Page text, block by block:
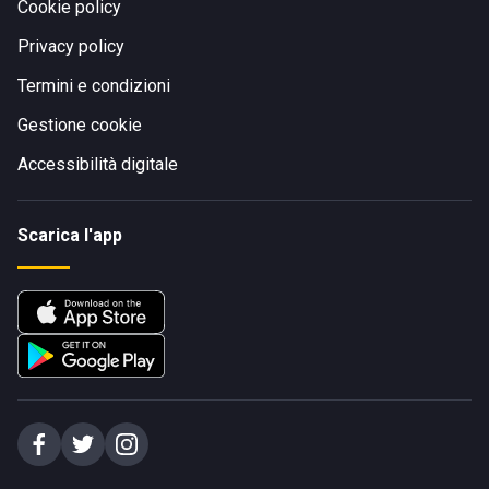
Cookie policy
Privacy policy
Termini e condizioni
Gestione cookie
Accessibilità digitale
Scarica l'app